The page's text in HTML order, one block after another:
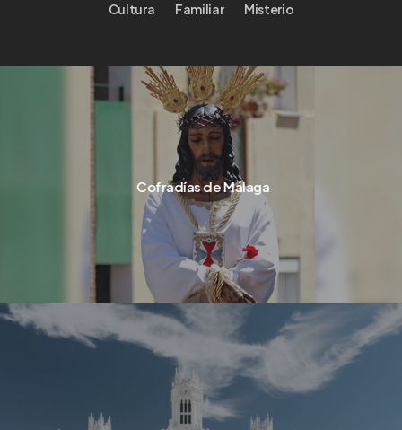
Cultura Familiar Misterio
Cofradías de Málaga